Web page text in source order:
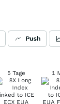
Push
5 Tage 1